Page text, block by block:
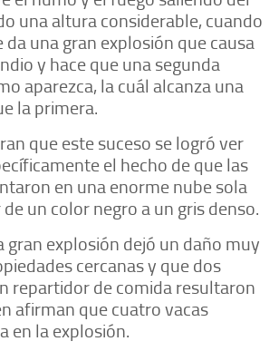
una altura considerable, cuando
da una gran explosión que causa
y hace que una segunda
aparezca, la cuál alcanza una
la primera.
que este suceso se logró ver
el hecho de que las
en una enorme nube sola
un color negro a un gris denso.
gran explosión dejó un daño muy
cercanas y que dos
repartidor de comida resultaron
afirman que cuatro vacas
en la explosión.